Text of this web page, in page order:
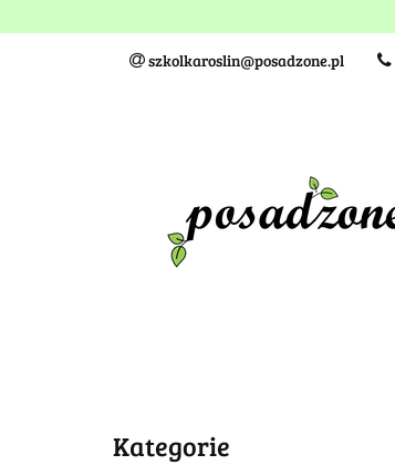
szkolkaroslin@posadzone.pl
Kategorie